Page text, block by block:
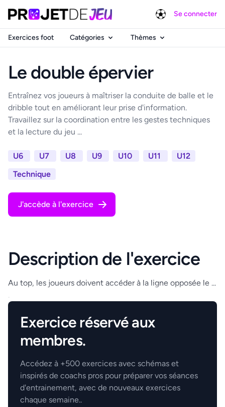
Se connecter
Exercices foot Catégories Thèmes
Le double épervier
Entraînez vos joueurs à maîtriser la conduite de balle et le
dribble tout en améliorant leur prise d'information.
Travaillez sur la coordination entre les gestes techniques
et la lecture du jeu ...
U6 U7 U8 U9 U10 U11
U12
Technique
J'accède à l'exercice
Description de l'exercice
Au top, les joueurs doivent accéder à la ligne opposée le ...
.
Exercice réservé aux
membres.
Accédez à +500 exercices avec schémas et
inspirés de coachs pros pour préparer vos séances
d'entrainement, avec de nouveaux exercices
chaque semaine..